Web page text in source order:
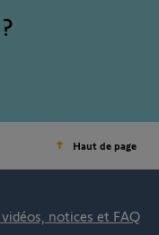
Haut de page
notices et FAQ